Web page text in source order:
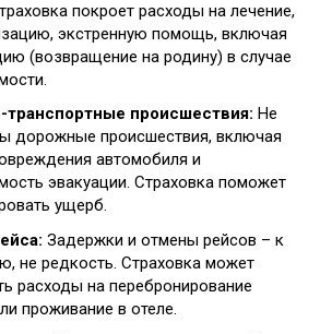
покроет расходы на лечение,
экстренную помощь, включая
(возвращение на родину) в случае
происшествия: Не
дорожные происшествия, включая
автомобиля и
эвакуации. Страховка поможет
ущерб.
Задержки и отмены рейсов – к
не редкость. Страховка может
расходы на перебронирование
проживание в отеле.